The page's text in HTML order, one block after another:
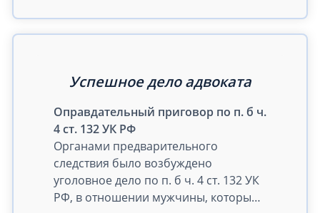
Успешное дело адвоката
Оправдательный приговор по п. б ч.
4 ст. 132 УК РФ
Органами предварительного
следствия было возбуждено
уголовное дело по п. б ч. 4 ст. 132 УК
РФ, в отношении мужчины, который